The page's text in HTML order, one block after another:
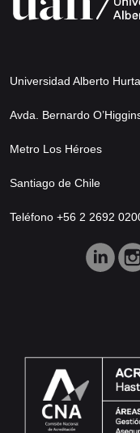
Universidad Alberto
Avda. Bernardo
Metro Los Héroes
Santiago de Chile
Teléfono +56 2 2692